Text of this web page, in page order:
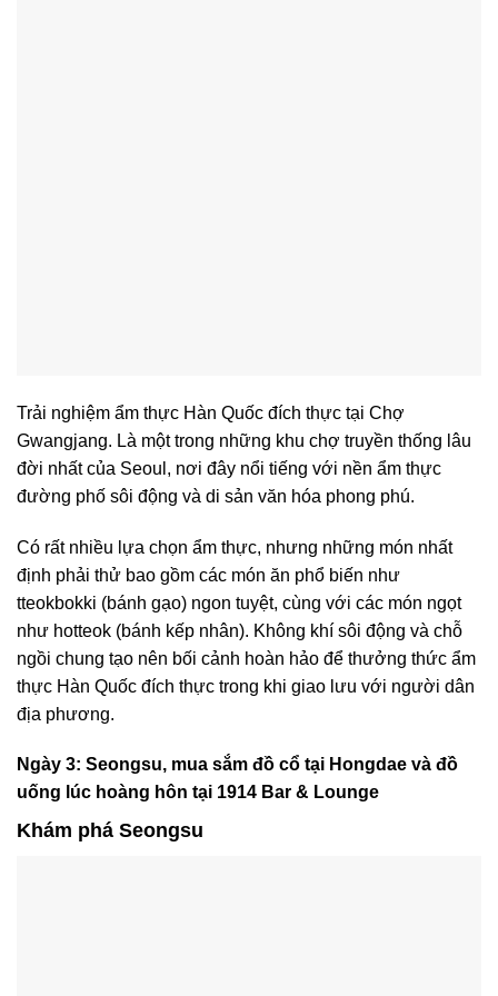
Trải nghiệm ẩm thực Hàn Quốc đích thực tại Chợ
Gwangjang. Là một trong những khu chợ truyền thống lâu
đời nhất của Seoul, nơi đây nổi tiếng với nền ẩm thực
đường phố sôi động và di sản văn hóa phong phú.
Có rất nhiều lựa chọn ẩm thực, nhưng những món nhất
định phải thử bao gồm các món ăn phổ biến như
tteokbokki (bánh gạo) ngon tuyệt, cùng với các món ngọt
như hotteok (bánh kếp nhân). Không khí sôi động và chỗ
ngồi chung tạo nên bối cảnh hoàn hảo để thưởng thức ẩm
thực Hàn Quốc đích thực trong khi giao lưu với người dân
địa phương.
Ngày 3: Seongsu, mua sắm đồ cổ tại Hongdae và đồ
uống lúc hoàng hôn tại 1914 Bar & Lounge
Khám phá Seongsu